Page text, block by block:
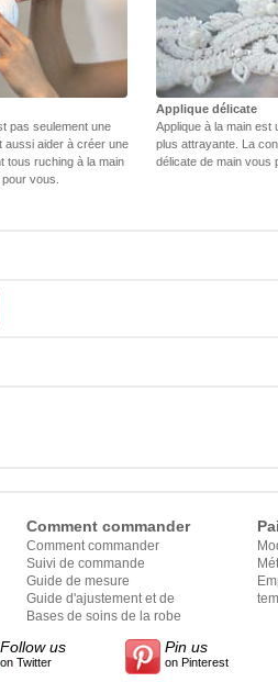
pas seulement une
aussi aider à créer une
tous ruching à la main
vous.
Applique délicate
Applique à la main est
plus attrayante. La
délicate de main vous
Comment commander
Comment commander
Suivi de commande
Guide de mesure
Guide d'ajustement et de
style
Bases de soins de la robe
Follow us
on Twitter
Pin us
on Pinterest